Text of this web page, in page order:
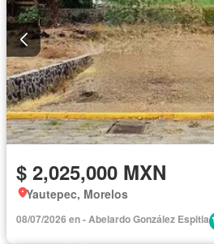
$ 2,025,000 MXN
Yautepec, Morelos
08/07/2026 en - Abelardo González Espitia